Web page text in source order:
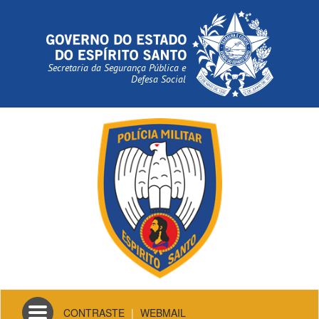
Secretaria da Segurança Pública e
Defesa Social
ToggleCONTRASTE | WEBMAIL